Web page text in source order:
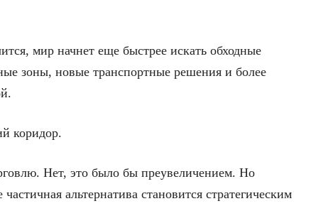
мир начнет еще быстрее искать обходные
зоны, новые транспортные решения и более
коридор.
Нет, это было бы преувеличением. Но
альтернатива становится стратегическим